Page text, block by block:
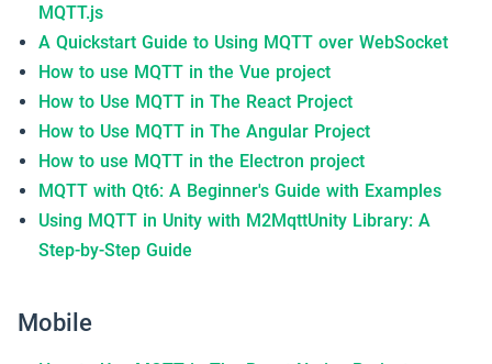
MQTT.js
A Quickstart Guide to Using MQTT over WebSocket
How to use MQTT in the Vue project
How to Use MQTT in The React Project
How to Use MQTT in The Angular Project
How to use MQTT in the Electron project
MQTT with Qt6: A Beginner's Guide with Examples
Using MQTT in Unity with M2MqttUnity Library: A
Step-by-Step Guide
Mobile